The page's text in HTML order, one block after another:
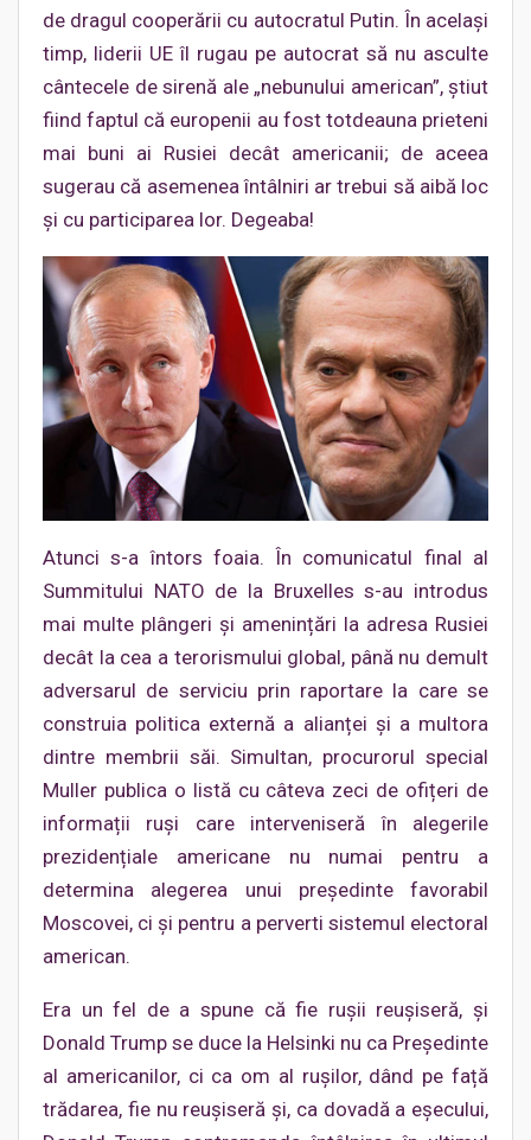
de dragul cooperării cu autocratul Putin. În același
timp, liderii UE îl rugau pe autocrat să nu asculte
cântecele de sirenă ale „nebunului american”, știut
fiind faptul că europenii au fost totdeauna prieteni
mai buni ai Rusiei decât americanii; de aceea
sugerau că asemenea întâlniri ar trebui să aibă loc
și cu participarea lor. Degeaba!
Atunci s-a întors foaia. În comunicatul final al
Summitului NATO de la Bruxelles s-au introdus
mai multe plângeri și amenințări la adresa Rusiei
decât la cea a terorismului global, până nu demult
adversarul de serviciu prin raportare la care se
construia politica externă a alianței și a multora
dintre membrii săi. Simultan, procurorul special
Muller publica o listă cu câteva zeci de ofițeri de
informații ruși care interveniseră în alegerile
prezidențiale americane nu numai pentru a
determina alegerea unui președinte favorabil
Moscovei, ci și pentru a perverti sistemul electoral
american.
Era un fel de a spune că fie rușii reușiseră, și
Donald Trump se duce la Helsinki nu ca Președinte
al americanilor, ci ca om al rușilor, dând pe față
trădarea, fie nu reușiseră și, ca dovadă a eșecului,